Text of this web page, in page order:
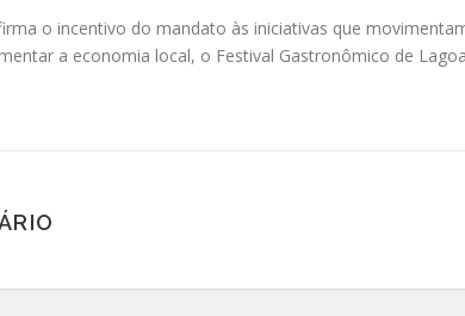
o incentivo do mandato às iniciativas que
a economia local, o Festival Gastronômico de